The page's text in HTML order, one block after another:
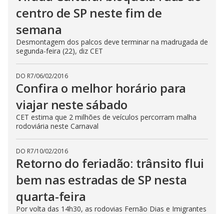
centro de SP neste fim de
semana
Desmontagem dos palcos deve terminar na madrugada de
segunda-feira (22), diz CET
DO R7/06/02/2016
Confira o melhor horário para
viajar neste sábado
CET estima que 2 milhões de veículos percorram malha
rodoviária neste Carnaval
DO R7/10/02/2016
Retorno do feriadão: trânsito flui
bem nas estradas de SP nesta
quarta-feira
Por volta das 14h30, as rodovias Fernão Dias e Imigrantes